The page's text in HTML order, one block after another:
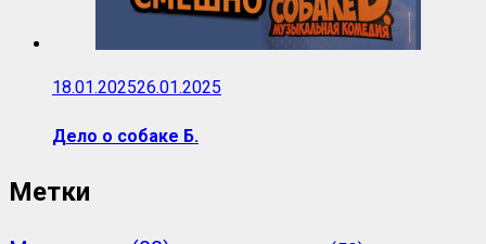
18.01.202526.01.2025
Дело о собаке Б.
Метки